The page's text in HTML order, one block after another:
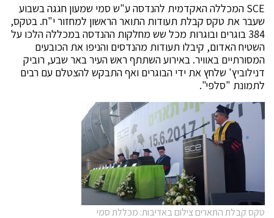
SCE המכללה האקדמית להנדסה ע"ש סמי שמעון חגגה בשבוע
שעבר את טקס קבלת תעודות התואר הראשון למחזור י"ח. בטקס,
384 בוגרים ובוגרות מכל שש מחלקות ההנדסה במכללה הלכו על
השטיח האדום, קיבלו תעודות מהנדסים והניפו את הכובעים
המסורתיים באוויר. באירוע השתתף ראש העיר באר שבע, רוביק
דנילוביץ' שלחץ את ידי הבוגרים ואף התבקש להצטלם עם רבים
לתמונת "סלפי".
טקס קבלת התארים צילום באדיבות: מכללת סמי